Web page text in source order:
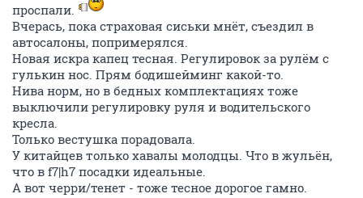
проспали.
Вчерась, пока страховая сиськи мнёт, съездил в
автосалоны, попримерялся.
Новая искра капец тесная. Регулировок за рулём с
гулькин нос. Прям бодишейминг какой-то.
Нива норм, но в бедных комплектациях тоже
выключили регулировку руля и водительского
кресла.
Только вестушка порадовала.
У китайцев только хавалы молодцы. Что в жульён,
что в f7|h7 посадки идеальные.
А вот черри/тенет - тоже тесное дорогое гамно.